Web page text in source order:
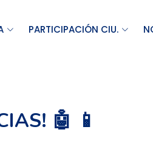
PARTICIPACIÓN CIU.
🤖 📱